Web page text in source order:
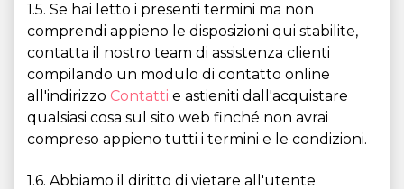
1.5. Se hai letto i presenti termini ma non
comprendi appieno le disposizioni qui stabilite,
contatta il nostro team di assistenza clienti
compilando un modulo di contatto online
all'indirizzo Contatti e astieniti dall'acquistare
qualsiasi cosa sul sito web finché non avrai
compreso appieno tutti i termini e le condizioni.
1.6. Abbiamo il diritto di vietare all'utente